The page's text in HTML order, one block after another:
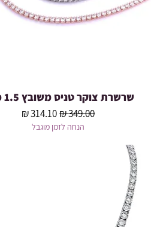
תצוגה מהירה
שרשרת צוקר טניס משובץ 1.5 מ״מ
מחיר רגיל‏349.00 ‏₪ מחיר מבצע
הנחה לזמן מוגבל